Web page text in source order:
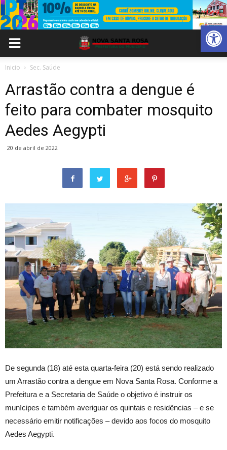
Abrir
Inicio Sec. Saúde
Arrastão contra a dengue é
feito para combater mosquito
Aedes Aegypti
20 de abril de 2022
De segunda (18) até esta quarta-feira (20) está sendo realizado
um Arrastão contra a dengue em Nova Santa Rosa. Conforme a
Prefeitura e a Secretaria de Saúde o objetivo é instruir os
munícipes e também averiguar os quintais e residências – e se
necessário emitir notificações – devido aos focos do mosquito
Aedes Aegypti.